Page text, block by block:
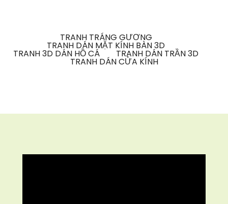
TRANH TRÁNG GƯƠNG
TRANH DÁN MẶT KÍNH BÀN 3D
TRANH 3D DÁN HỒ CÁ TRANH DÁN TRẦN 3D
TRANH DÁN CỬA KÍNH